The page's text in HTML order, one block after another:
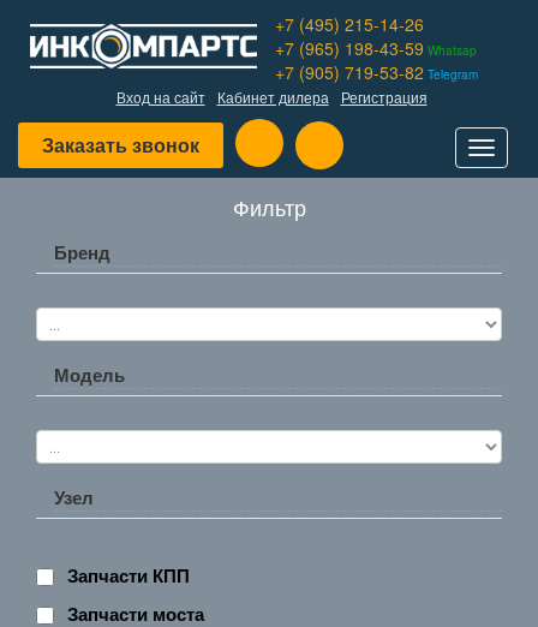
+7 (495) 215-14-26
+7 (965) 198-43-59 Whatsap
+7 (905) 719-53-82 Telegram
Вход на сайт Кабинет дилера Регистрация
Заказать звонок
Toggle
Фильтр
Бренд
Модель
Узел
Запчасти КПП
Запчасти моста